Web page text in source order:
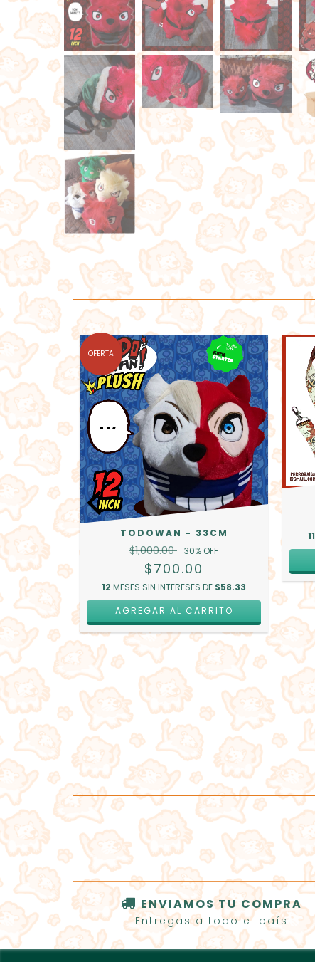
-
$33.33
OFERTA
TODOWAN - 33CM
$1,000.00 30% OFF
$700.00
12 MESES SIN INTERESES DE $58.33
AGREGAR AL CARRITO
11
ENVIAMOS TU COMPRA
Entregas a todo el país